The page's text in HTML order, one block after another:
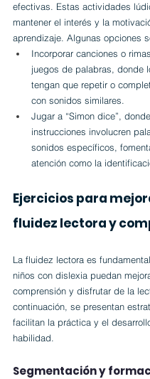
efectivas. Estas actividades
mantener el interés y la
aprendizaje. Algunas opciones
Incorporar canciones o
juegos de palabras, donde
tengan que repetir o
con sonidos similares.
Jugar a “Simon dice”,
instrucciones involucren
sonidos específicos,
atención como la
Ejercicios para
fluidez lectora y
La fluidez lectora es
niños con dislexia puedan
comprensión y disfrutar de la
continuación, se presentan
facilitan la práctica y el
habilidad.
Segmentación y